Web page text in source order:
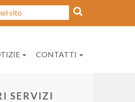
CONTATTI
SERVIZI